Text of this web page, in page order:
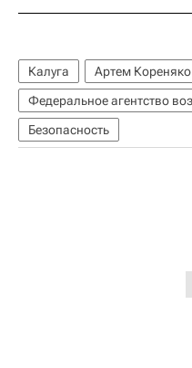
Калуга
Артем Кореняко
Безопасность